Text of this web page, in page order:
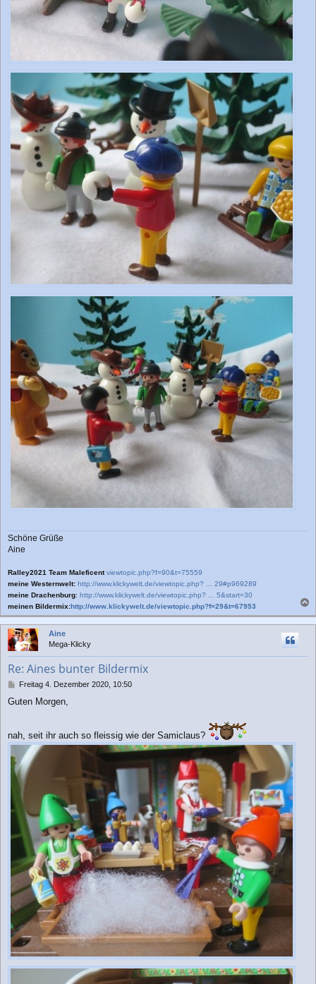
Schöne Grüße
Aine
Ralley2021 Team Maleficent viewtopic.php?f=90&t=75559
meine Westernwelt: http://www.klickywelt.de/viewtopic.php? ... 29#p969289
meine Drachenburg: http://www.klickywelt.de/viewtopic.php? ... 5&start=30
meinen Bildermix:http://www.klickywelt.de/viewtopic.php?f=29&t=67953
a
c
Aine
Mega-Klicky
Re: Aines bunter Bildermix
B
i
a
g
Freitag 4. Dezember 2020, 10:50
Guten Morgen,
nah, seit ihr auch so fleissig wie der Samiclaus?